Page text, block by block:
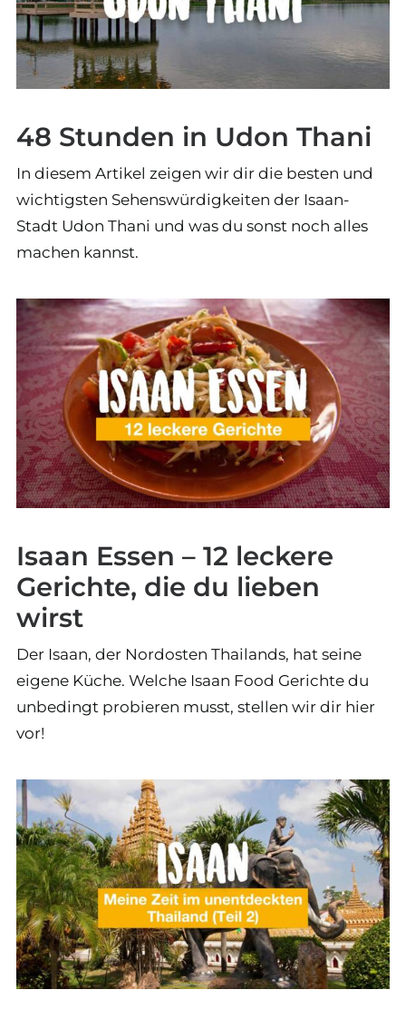
48 Stunden in Udon Thani
In diesem Artikel zeigen wir dir die besten und
wichtigsten Sehenswürdigkeiten der Isaan-
Stadt Udon Thani und was du sonst noch alles
machen kannst.
Isaan Essen – 12 leckere
Gerichte, die du lieben
wirst
Der Isaan, der Nordosten Thailands, hat seine
eigene Küche. Welche Isaan Food Gerichte du
unbedingt probieren musst, stellen wir dir hier
vor!